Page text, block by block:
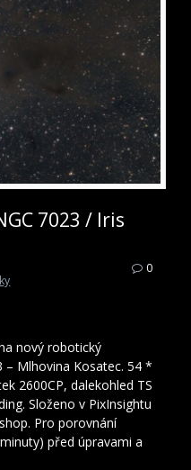
7023 / Iris
0
nový robotický
– Mlhovina Kosatec. 54 *
2600CP, dalekohled TS
Složeno v PixInsightu
Pro porovnání
před úpravami a